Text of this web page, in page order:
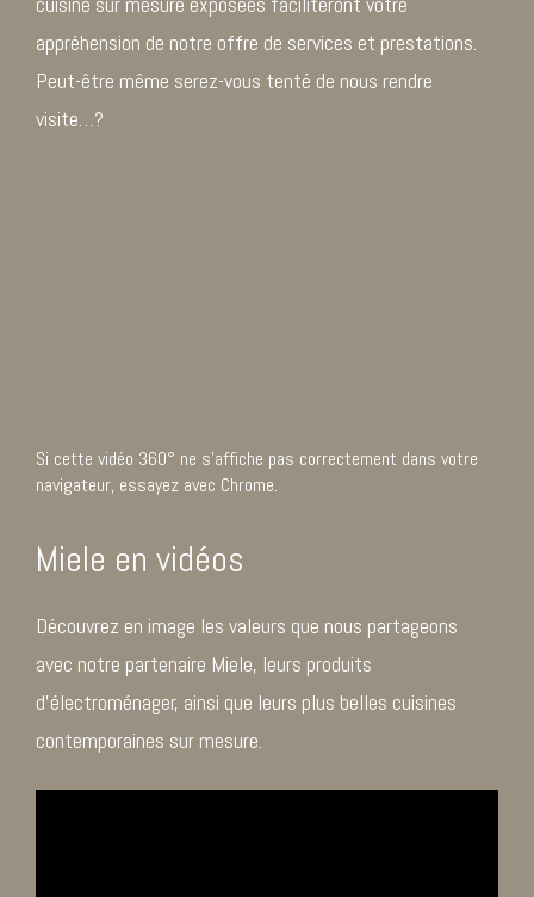
appréhension de notre offre de services et prestations.
Peut-être même serez-vous tenté de nous rendre
visite…?
Si cette vidéo 360° ne s’affiche pas correctement dans votre
navigateur, essayez avec Chrome.
Miele en vidéos
Découvrez en image les valeurs que nous partageons
avec notre partenaire Miele, leurs produits
d’électroménager, ainsi que leurs plus belles cuisines
contemporaines sur mesure.